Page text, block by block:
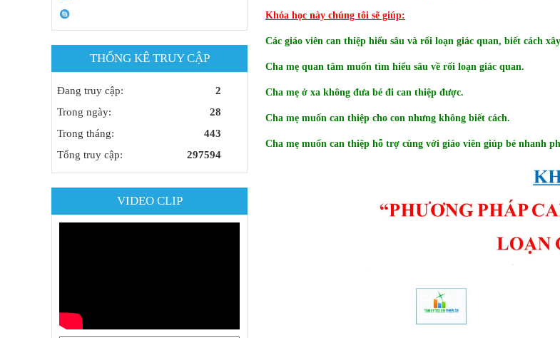
THỐNG KÊ TRUY CẬP
Đang truy cập:
2
Trong ngày:
28
Trong tháng:
443
Tổng truy cập:
297594
VIDEO CLIP
Khóa học này chúng tôi sẽ giúp:
Các giáo viên can thiệp hiểu sâu và rối loạn giác quan, biết cách
Cha mẹ quan tâm muốn tìm hiểu sâu về rối loạn giác quan.
Cha mẹ ở xa không đưa bé đi can thiệp được.
Cha mẹ muốn can thiệp cho con nhưng không biết cách.
Cha mẹ muốn can thiệp hỗ trợ cùng với giáo viên giúp bé nhanh